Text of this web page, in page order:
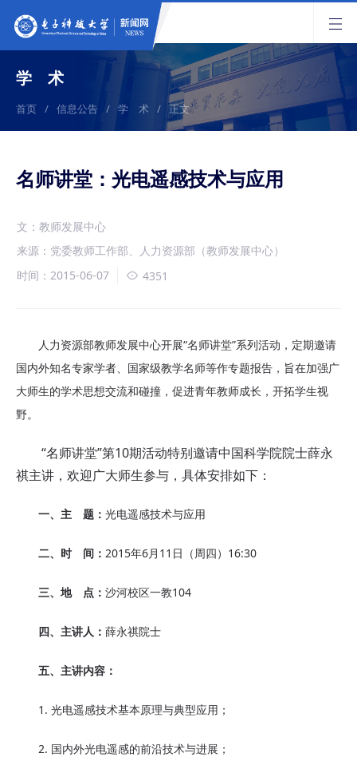
学 术
首页 / 信息公告 / 学 术 / 正文
名师讲堂：光电遥感技术与应用
文：教师发展中心
来源：党委教师工作部、人力资源部（教师发展中心）
时间：2015-06-07
4351
人力资源部教师发展中心开展“名师讲堂”系列活动，定期邀请
国内外知名专家学者、国家级教学名师等作专题报告，旨在加强广
大师生的学术思想交流和碰撞，促进青年教师成长，开拓学生视
野。
“名师讲堂”第10期活动特别邀请中国科学院院士薛永
祺主讲，欢迎广大师生参与，具体安排如下：
一、主 题： 光电遥感技术与应用
二、时 间： 2015年6月11日（周四）16:30
三、地 点： 沙河校区一教104
四、主讲人： 薛永祺院士
五、主讲内容：
1. 光电遥感技术基本原理与典型应用；
2. 国内外光电遥感的前沿技术与进展；